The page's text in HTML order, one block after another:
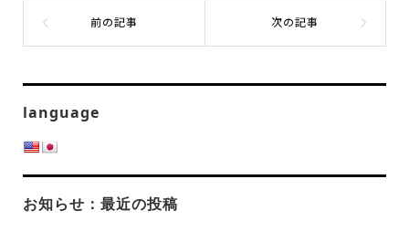
language
お知らせ：最近の投稿